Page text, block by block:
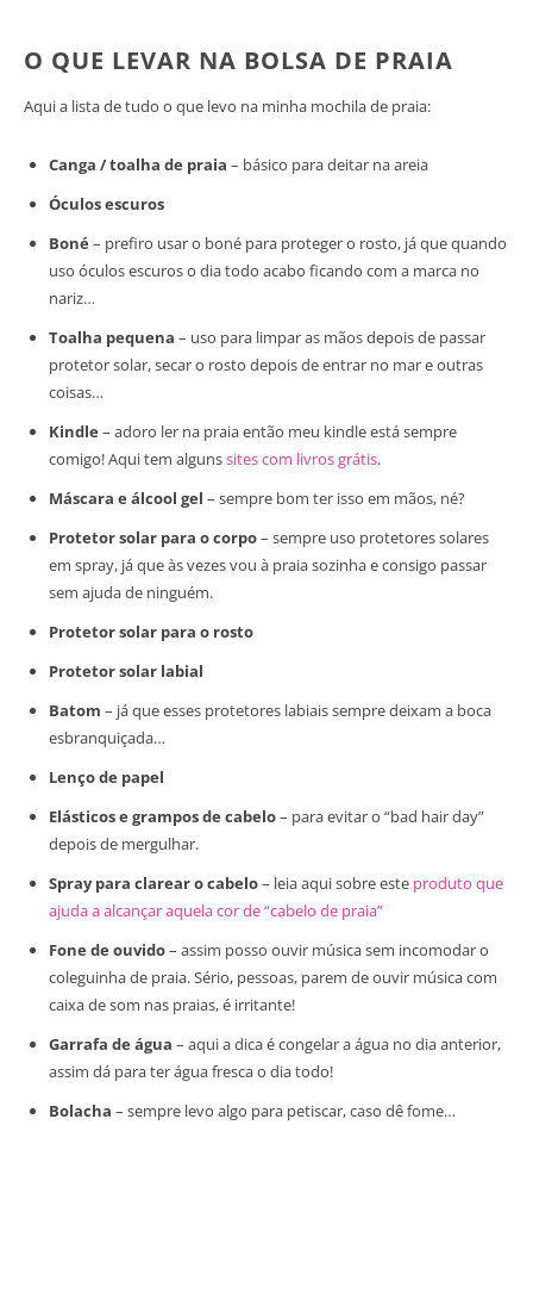
O QUE LEVAR NA BOLSA DE PRAIA
Aqui a lista de tudo o que levo na minha mochila de praia:
Canga / toalha de praia – básico para deitar na areia
Óculos escuros
Boné – prefiro usar o boné para proteger o rosto, já que quando
uso óculos escuros o dia todo acabo ficando com a marca no
nariz…
Toalha pequena – uso para limpar as mãos depois de passar
protetor solar, secar o rosto depois de entrar no mar e outras
coisas…
Kindle – adoro ler na praia então meu kindle está sempre
comigo! Aqui tem algunssites com livros grátis.
Máscara e álcool gel – sempre bom ter isso em mãos, né?
Protetor solar para o corpo– sempre uso protetores solares
em spray, já que às vezes vou à praia sozinha e consigo passar
sem ajuda de ninguém.
Protetor solar para o rosto
Protetor solar labial
Batom – já que esses protetores labiais sempre deixam a boca
esbranquiçada…
Lenço de papel
Elásticos e grampos de cabelo– para evitar o “bad hair day”
depois de mergulhar.
Spray para clarear o cabelo– leia aqui sobre este produto que
ajuda a alcançar aquela cor de “cabelo de praia”
Fone de ouvido– assim posso ouvir música sem incomodar o
coleguinha de praia. Sério, pessoas, parem de ouvir música com
caixa de som nas praias, é irritante!
Garrafa de água – aqui a dica é congelar a água no dia anterior,
assim dá para ter água fresca o dia todo!
Bolacha – sempre levo algo para petiscar, caso dê fome…